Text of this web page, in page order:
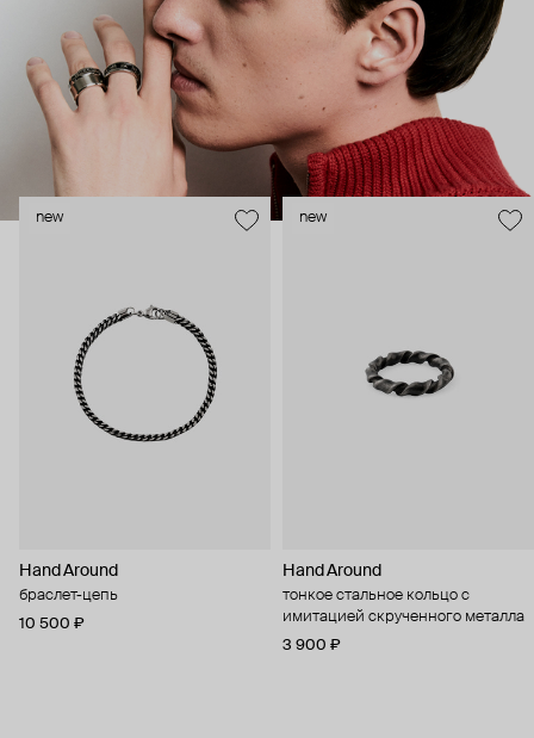
new
Hand Around
браслет-цепь
10 500 ₽
new
Hand Around
тонкое стальное кольцо с
имитацией скрученного металла
3 900 ₽